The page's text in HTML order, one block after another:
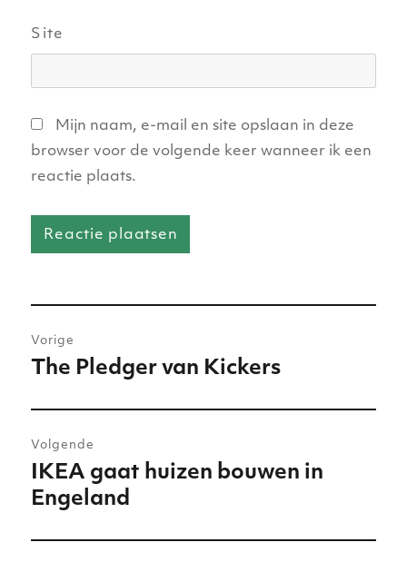
Site
Mijn naam, e-mail en site opslaan in deze
browser voor de volgende keer wanneer ik een
reactie plaats.
navigatie
Vorige
Vorig
The Pledger van Kickers
Volgende
Volgend
bericht:
IKEA gaat huizen bouwen in
Engeland